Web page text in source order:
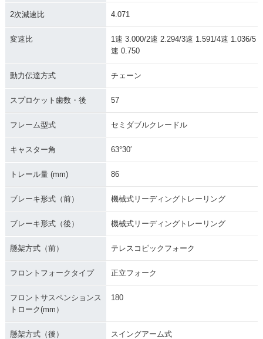
2次減速比 4.071
変速比
1速 3.000/2速 2.294/3速 1.591/4速 1.036/5
速 0.750
動力伝達方式 チェーン
スプロケット歯数・後 57
フレーム型式 セミダブルクレードル
キャスター角 63°30′
トレール量 (mm) 86
ブレーキ形式（前） 機械式リーディングトレーリング
ブレーキ形式（後） 機械式リーディングトレーリング
懸架方式（前） テレスコピックフォーク
フロントフォークタイプ 正立フォーク
フロントサスペンションス
トローク(mm）
180
懸架方式（後） スイングアーム式